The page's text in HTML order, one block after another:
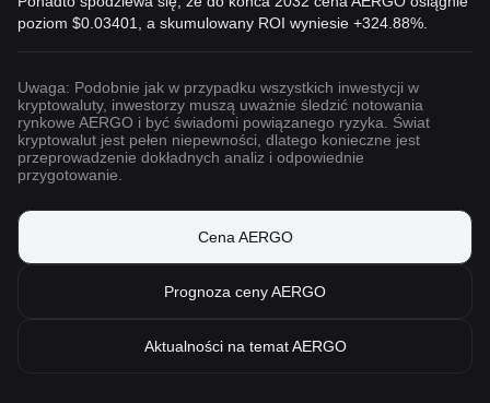
poziom $0.03401 , a skumulowany ROI wyniesie +324.88%.
Uwaga: Podobnie jak w przypadku wszystkich inwestycji w
kryptowaluty, inwestorzy muszą uważnie śledzić notowania
rynkowe AERGO i być świadomi powiązanego ryzyka. Świat
kryptowalut jest pełen niepewności, dlatego konieczne jest
przeprowadzenie dokładnych analiz i odpowiednie
przygotowanie.
Cena AERGO
Prognoza ceny AERGO
Aktualności na temat AERGO